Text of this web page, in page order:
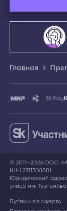
Главная
© 2011–2026 ООО
ИНН 2311308881
Юридический
улица им.
Публичная оферта